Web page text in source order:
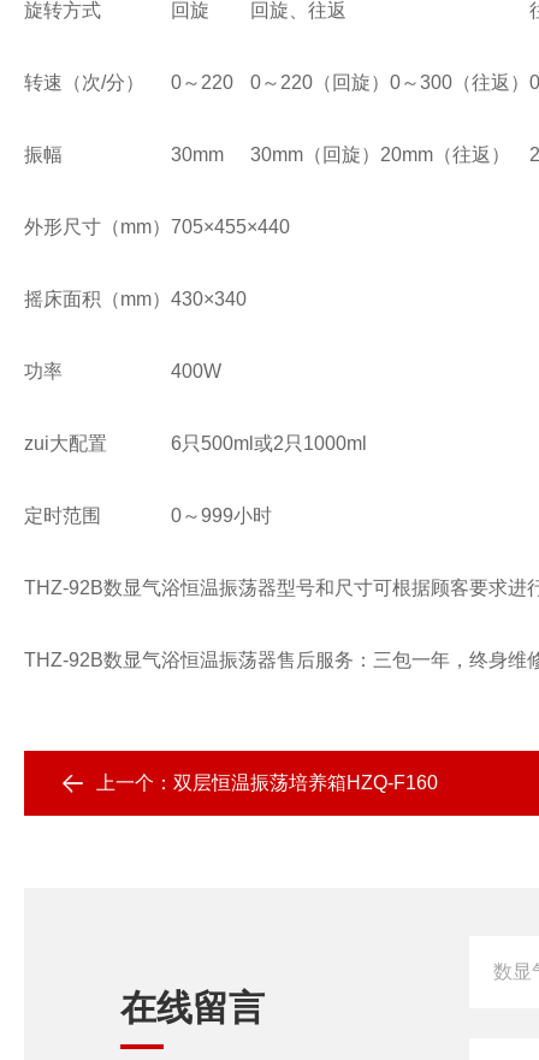
旋转方式 回旋 回旋、往返
转速（次/分） 0～220 0～220（回旋）0～300（往返）
振幅 30mm 30mm（回旋）20mm（往返）
外形尺寸（mm） 705×455×440
摇床面积（mm） 430×340
功率 400W
zui大配置 6只500ml或2只1000ml
定时范围 0～999小时
THZ-92B数显气浴恒温振荡器型号和尺寸可根据顾客要求进
THZ-92B数显气浴恒温振荡器售后服务：三包一年，终身维
上一个： 双层恒温振荡培养箱HZQ-F160
在线留言